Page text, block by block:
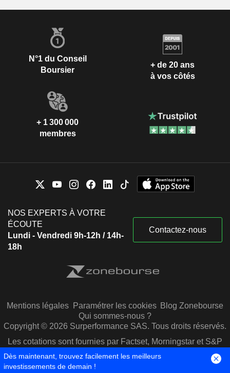
N°1 du Conseil
Boursier
+ de 20 ans
à vos côtés
+ 1 300 000
membres
NOS EXPERTS À VOTRE
ÉCOUTE
Lundi - Vendredi 9h-12h / 14h-
18h
Contactez-nous
Mentions légales Paramétrer les cookies Blog Zonebourse
Qui sommes-nous ?
Copyright © 2026 Surperformance SAS. Tous droits réservés.
Les cotations sont fournies par Factset, Morningstar et S&P
Capital IQ
Dès maintenant, trouvez facilement les meilleurs
investissements de demain !